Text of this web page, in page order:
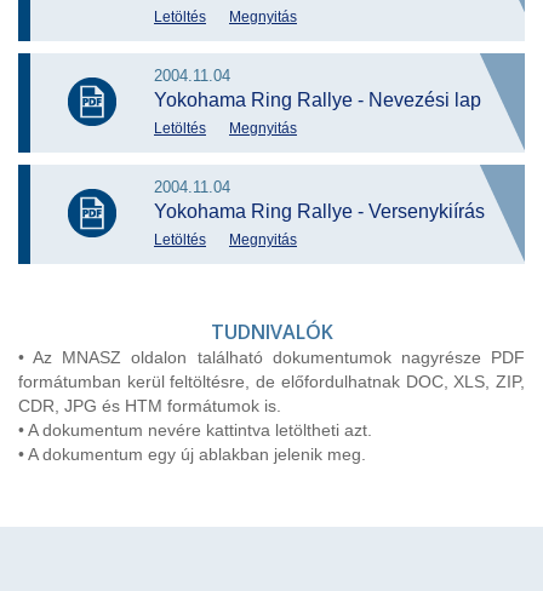
Letöltés Megnyitás
2004.11.04
Yokohama Ring Rallye - Nevezési lap
Letöltés Megnyitás
2004.11.04
Yokohama Ring Rallye - Versenykiírás
Letöltés Megnyitás
TUDNIVALÓK
• Az MNASZ oldalon található dokumentumok nagyrésze PDF
formátumban kerül feltöltésre, de előfordulhatnak DOC, XLS, ZIP,
CDR, JPG és HTM formátumok is.
• A dokumentum nevére kattintva letöltheti azt.
• A dokumentum egy új ablakban jelenik meg.